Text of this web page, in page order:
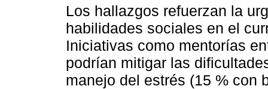
Los hallazgos refuerzan la
habilidades sociales en el
Iniciativas como mentorías
podrían mitigar las
manejo del estrés (15 % con